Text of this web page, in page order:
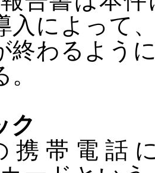
入によって
終わるよう
ク
携帯電話